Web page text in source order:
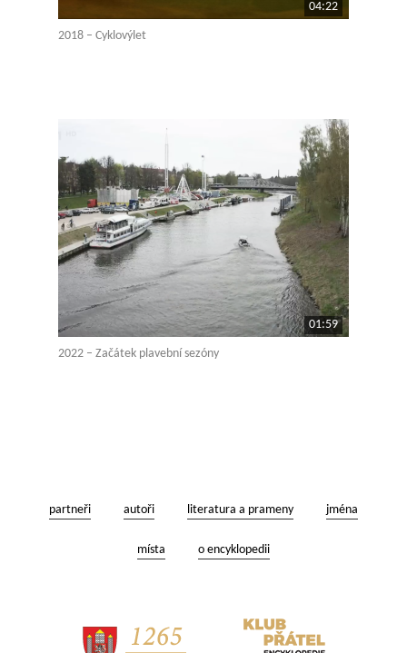
04:22
2018 – Cyklovýlet
01:59
2022 – Začátek plavební sezóny
partneři autoři literatura a prameny jména
místa o encyklopedii